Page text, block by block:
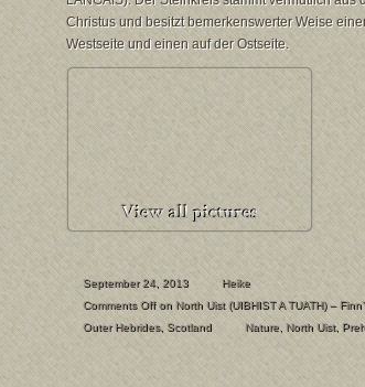
Christus und besitzt bemerkenswerter Weise
Westseite und einen auf der Ostseite.
September 24, 2013
Heike
Comments Offon North Uist (UIBHIST A TUATH) –
Outer Hebrides,Scotland Nature,North Uist,